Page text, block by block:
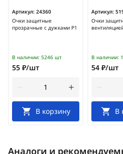
Артикул: 24360
Очки защитные
прозрачные с дужками Р1
В наличии: 5246 шт
55 ₽/шт
В корзину
Артикул:
Очки
В наличии:
54 ₽/шт
В
Аналоги и